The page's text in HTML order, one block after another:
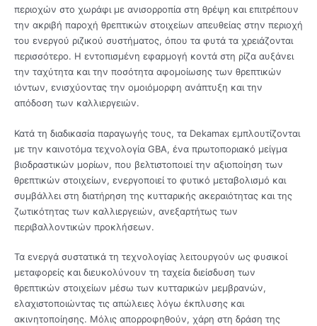
περιοχών στο χωράφι με ανισορροπία στη θρέψη και επιτρέπουν
την ακριβή παροχή θρεπτικών στοιχείων απευθείας στην περιοχή
του ενεργού ριζικού συστήματος, όπου τα φυτά τα χρειάζονται
περισσότερο. Η εντοπισμένη εφαρμογή κοντά στη ρίζα αυξάνει
την ταχύτητα και την ποσότητα αφομοίωσης των θρεπτικών
ιόντων, ενισχύοντας την ομοιόμορφη ανάπτυξη και την
απόδοση των καλλιεργειών.
Κατά τη διαδικασία παραγωγής τους, τα Dekamax εμπλουτίζονται
με την καινοτόμα τεχνολογία GBA, ένα πρωτοποριακό μείγμα
βιοδραστικών μορίων, που βελτιστοποιεί την αξιοποίηση των
θρεπτικών στοιχείων, ενεργοποιεί το φυτικό μεταβολισμό και
συμβάλλει στη διατήρηση της κυτταρικής ακεραιότητας και της
ζωτικότητας των καλλιεργειών, ανεξαρτήτως των
περιβαλλοντικών προκλήσεων.
Τα ενεργά συστατικά τη τεχνολογίας λειτουργούν ως φυσικοί
μεταφορείς και διευκολύνουν τη ταχεία διείσδυση των
θρεπτικών στοιχείων μέσω των κυτταρικών μεμβρανών,
ελαχιστοποιώντας τις απώλειες λόγω έκπλυσης και
ακινητοποίησης. Μόλις απορροφηθούν, χάρη στη δράση της